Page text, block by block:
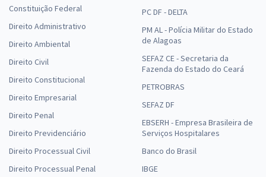
Constituição Federal
Direito Administrativo
Direito Ambiental
Direito Civil
Direito Constitucional
Direito Empresarial
Direito Penal
Direito Previdenciário
Direito Processual Civil
Direito Processual Penal
PC DF - DELTA
PM AL - Polícia Militar do Estado
de Alagoas
SEFAZ CE - Secretaria da
Fazenda do Estado do Ceará
PETROBRAS
SEFAZ DF
EBSERH - Empresa Brasileira de
Serviços Hospitalares
Banco do Brasil
IBGE